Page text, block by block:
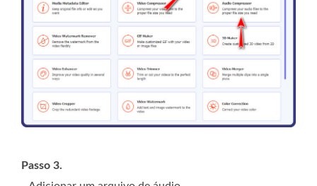
Passo 3.